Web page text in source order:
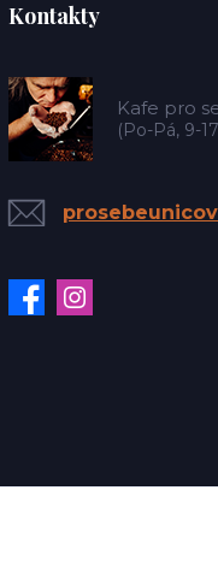
Kontakty
Kafe pro
(Po-Pá, 9-